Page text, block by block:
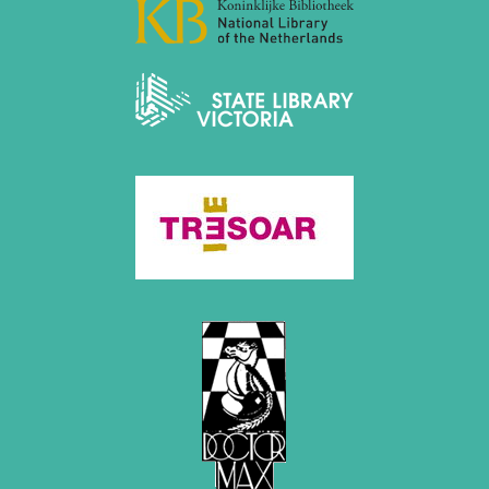
Juni 2012 (1 Eintrag)
April 2012 (6 Einträge)
März 2012 (2 Einträge)
Februar 2012 (3 Einträge)
Dezember 2011 (1 Eintrag)
November 2011 (2 Einträge)
August 2011 (3 Einträge)
Juli 2011 (2 Einträge)
Februar 2011 (1 Eintrag)
Januar 2011 (4 Einträge)
Dezember 2010 (1 Eintrag)